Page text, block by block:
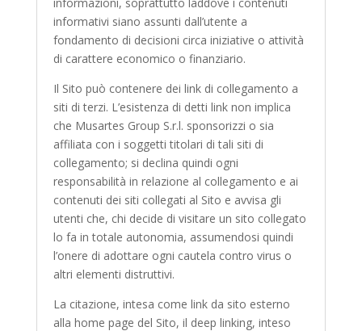
informativi siano assunti dall’utente a
fondamento di decisioni circa iniziative o attività
di carattere economico o finanziario.
Il Sito può contenere dei link di collegamento a
siti di terzi. L’esistenza di detti link non implica
che Musartes Group S.r.l. sponsorizzi o sia
affiliata con i soggetti titolari di tali siti di
collegamento; si declina quindi ogni
responsabilità in relazione al collegamento e ai
contenuti dei siti collegati al Sito e avvisa gli
utenti che, chi decide di visitare un sito collegato
lo fa in totale autonomia, assumendosi quindi
l’onere di adottare ogni cautela contro virus o
altri elementi distruttivi.
La citazione, intesa come link da sito esterno
alla home page del Sito, il deep linking, inteso